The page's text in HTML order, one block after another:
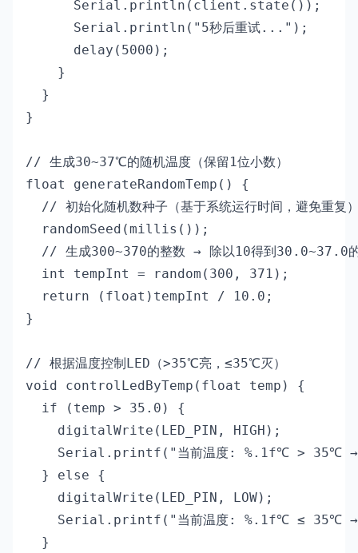
      Serial.println(client.state());
      Serial.println("5秒后重试...");
      delay(5000);
    }
  }
}
// 生成30~37℃的随机温度（保留1位小数）
float generateRandomTemp() {
// 初始化随机数种子（基于系统运行时间，避免重复
  randomSeed(millis());
// 生成300~370的整数 → 除以10得到30.0~37.0
  int tempInt = random(300, 371);
  return (float)tempInt / 10.0;
}
// 根据温度控制LED（>35℃亮，≤35℃灭）
void controlLedByTemp(float temp) {
  if (temp > 35.0) {
    digitalWrite(LED_PIN, HIGH);
Serial.printf("当前温度: %.1f℃ > 35℃
  } else {
    digitalWrite(LED_PIN, LOW);
Serial.printf("当前温度: %.1f℃ ≤ 35℃
  }